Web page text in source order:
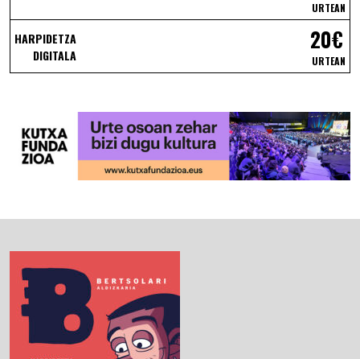
URTEAN
HARPIDETZA
DIGITALA
20€
URTEAN